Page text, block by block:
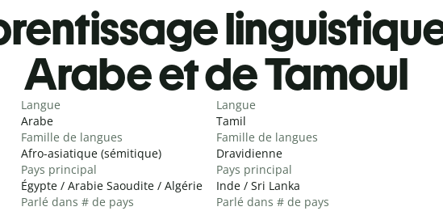
Arabe et de Tamoul
Langue
Arabe
Famille de langues
Afro-asiatique (sémitique)
Pays principal
Égypte / Arabie Saoudite / Algérie
Parlé dans # de pays
Langue
Tamil
Famille de langues
Dravidienne
Pays principal
Inde / Sri Lanka
Parlé dans # de pays